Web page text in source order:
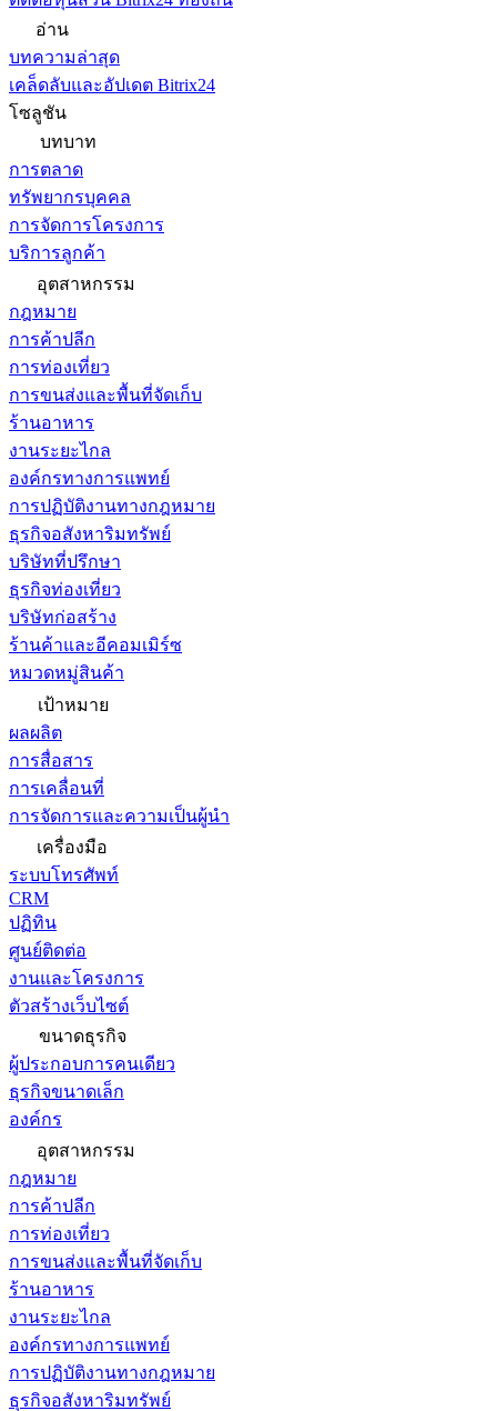
อ่าน
บทความล่าสุด
เคล็ดลับและอัปเดต Bitrix24
โซลูชัน
บทบาท
การตลาด
ทรัพยากรบุคคล
การจัดการโครงการ
บริการลูกค้า
อุตสาหกรรม
กฎหมาย
การค้าปลีก
การท่องเที่ยว
การขนส่งและพื้นที่จัดเก็บ
ร้านอาหาร
งานระยะไกล
องค์กรทางการแพทย์
การปฏิบัติงานทางกฎหมาย
ธุรกิจอสังหาริมทรัพย์
บริษัทที่ปรึกษา
ธุรกิจท่องเที่ยว
บริษัทก่อสร้าง
ร้านค้าและอีคอมเมิร์ซ
หมวดหมู่สินค้า
เป้าหมาย
ผลผลิต
การสื่อสาร
การเคลื่อนที่
การจัดการและความเป็นผู้นำ
เครื่องมือ
ระบบโทรศัพท์
CRM
ปฏิทิน
ศูนย์ติดต่อ
งานและโครงการ
ตัวสร้างเว็บไซต์
ขนาดธุรกิจ
ผู้ประกอบการคนเดียว
ธุรกิจขนาดเล็ก
องค์กร
อุตสาหกรรม
กฎหมาย
การค้าปลีก
การท่องเที่ยว
การขนส่งและพื้นที่จัดเก็บ
ร้านอาหาร
งานระยะไกล
องค์กรทางการแพทย์
การปฏิบัติงานทางกฎหมาย
ธุรกิจอสังหาริมทรัพย์